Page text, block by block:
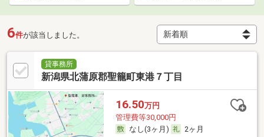
6件が該当しました。
貸事務所
新潟県北蒲原郡聖籠町東港７丁目
16.50万円
管理費等30,000円
なし(3ヶ月)
2ヶ月